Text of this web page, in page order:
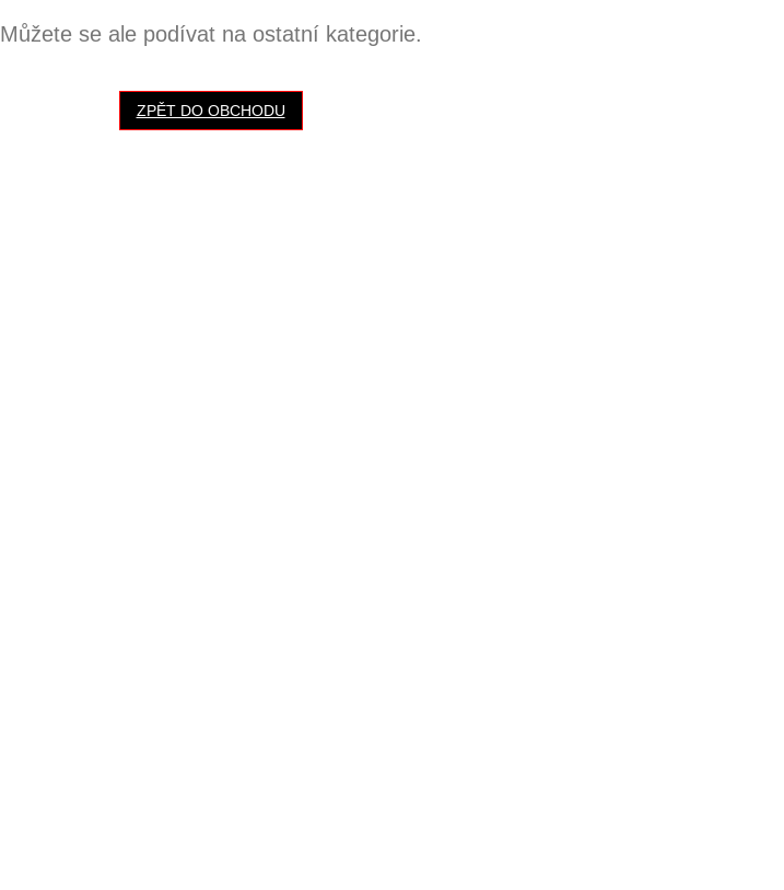
Můžete se ale podívat na ostatní kategorie.
ZPĚT DO OBCHODU